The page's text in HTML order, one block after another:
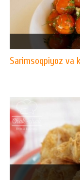
Sarimsoqpiyoz va